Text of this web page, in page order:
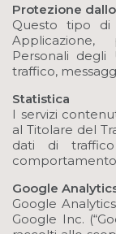
Protezione dallo
Questo tipo di
Personali
traffico,
Statistica
I servizi
al Titolare del
dati di
comportamento
Google
Google
Google Inc.